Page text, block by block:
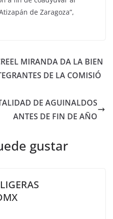
de Zaragoza”,
MIRANDA DA LA BIEN
DE LA COMISIÓ
DE AGUINALDOS
ANTES DE FIN DE AÑO
gustar